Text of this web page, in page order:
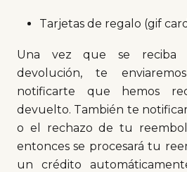
Tarjetas de regalo (gif
Una vez que se reciba
devolución, te
notificarte que hemos
devuelto. También te
o el rechazo de tu
entonces se procesará tu
un crédito